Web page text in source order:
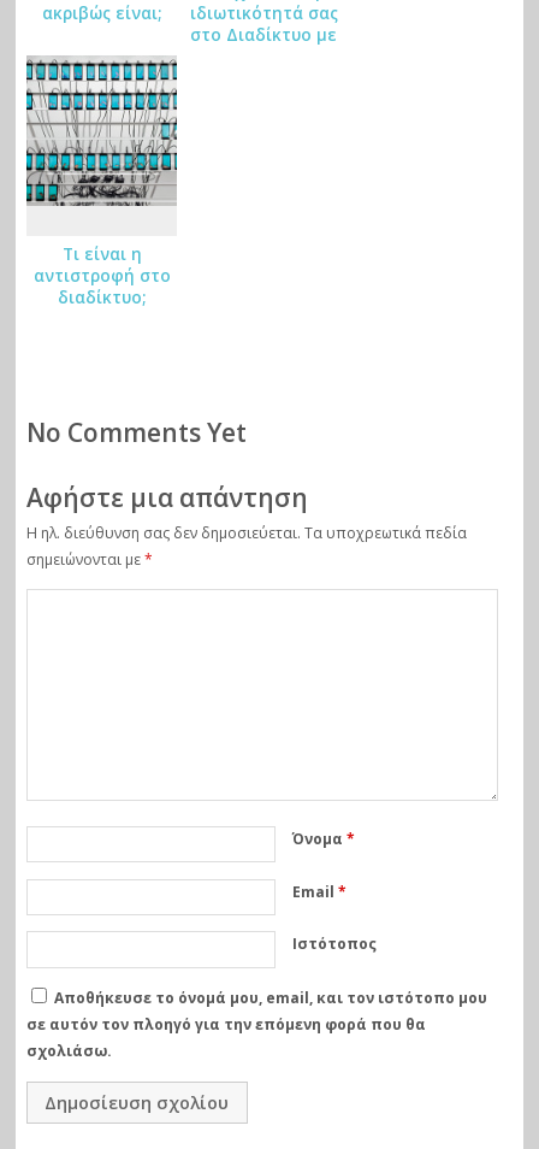
m
ακριβώς είναι;
ιδιωτικότητά σας
στο Διαδίκτυο με
Τι είναι η
αντιστροφή στο
διαδίκτυο;
No Comments Yet
Αφήστε μια απάντηση
Η ηλ. διεύθυνση σας δεν δημοσιεύεται. Τα υποχρεωτικά πεδία
σημειώνονται με*
Όνομα *
Email *
Ιστότοπος
Αποθήκευσε το όνομά μου, email, και τον ιστότοπο μου
σε αυτόν τον πλοηγό για την επόμενη φορά που θα
σχολιάσω.